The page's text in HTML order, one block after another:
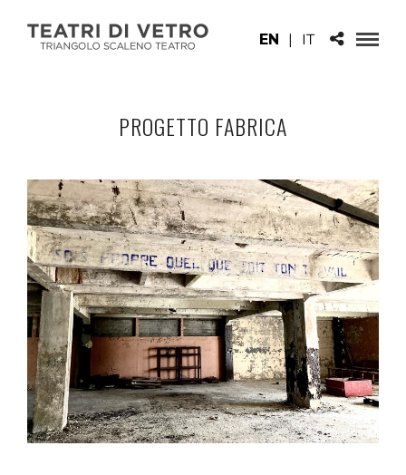
EN | IT
PROGETTO FABRICA